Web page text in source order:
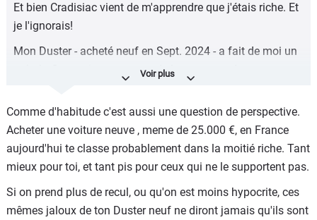
Et bien Cradisiac vient de m'apprendre que j'étais riche. Et
je l'ignorais!
Mon Duster - acheté neuf en Sept. 2024 - a fait de moi un
nabab. Ça serait pas un peu de la propagande
(que j'estime être) pour un nanti?
Comme d'habitude c'est aussi une question de perspective.
Acheter une voiture neuve , meme de 25.000 €, en France
aujourd'hui te classe probablement dans la moitié riche. Tant
mieux pour toi, et tant pis pour ceux qui ne le supportent pas.
Si on prend plus de recul, ou qu'on est moins hypocrite, ces
mêmes jaloux de ton Duster neuf ne diront jamais qu'ils sont